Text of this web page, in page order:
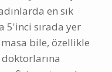
en sık
5'inci sırada yer
bile, özellikle